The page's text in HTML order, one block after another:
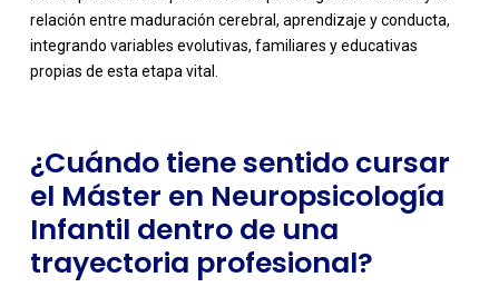
relación entre maduración cerebral, aprendizaje y conducta,
integrando variables evolutivas, familiares y educativas
propias de esta etapa vital.
¿Cuándo tiene sentido cursar
el Máster en Neuropsicología
Infantil dentro de una
trayectoria profesional?